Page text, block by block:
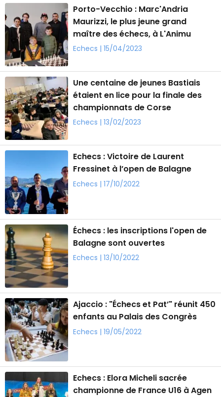
Porto-Vecchio : Marc'Andria
Maurizzi, le plus jeune grand
maître des échecs, à L'Animu
Echecs | 15/04/2023
Une centaine de jeunes Bastiais
étaient en lice pour la finale des
championnats de Corse
Echecs | 13/02/2023
Echecs : Victoire de Laurent
Fressinet à l’open de Balagne
Echecs | 17/10/2022
Échecs : les inscriptions l'open de
Balagne sont ouvertes
Echecs | 13/10/2022
Ajaccio : "Échecs et Pat’" réunit 450
enfants au Palais des Congrès
Echecs | 19/05/2022
Echecs : Elora Micheli sacrée
championne de France U16 à Agen